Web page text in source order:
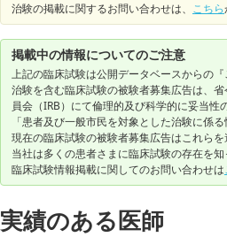
治験の掲載に関するお問い合わせは、 こちら
掲載中の情報についてのご注意
上記の臨床試験は公開データベースからの
治験を含む臨床試験の被験者募集広告は、
員会（IRB）にて倫理的及び科学的に妥当
「患者及び一般市民を対象とした治験に係
現在の臨床試験の被験者募集広告はこれら
当社は多くの患者さまに臨床試験の存在を
臨床試験情報掲載に関してのお問い合わせは
実績のある医師